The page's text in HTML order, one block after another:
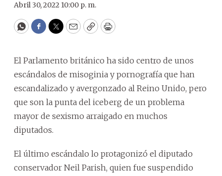
Abril 30, 2022 10:00 p. m.
WhatsApp
Facebook
Twitter
EmailCopyPrint
El Parlamento británico ha sido centro de unos
escándalos de misoginia y pornografía que han
escandalizado y avergonzado al Reino Unido, pero
que son la punta del iceberg de un problema
mayor de sexismo arraigado en muchos
diputados.
El último escándalo lo protagonizó el diputado
conservador Neil Parish, quien fue suspendido